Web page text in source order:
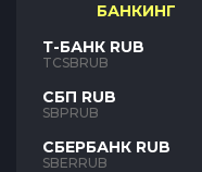
БАНКИНГ
Т-БАНК RUB
TCSBRUB
СБП RUB
SBPRUB
СБЕРБАНК RUB
SBERRUB